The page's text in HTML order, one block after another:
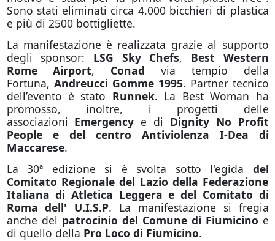
Sono stati eliminati circa 4.000 bicchieri di plastica
e più di 2500 bottigliette.
La manifestazione è realizzata grazie al supporto
degli sponsor: LSG Sky Chefs, Best Western
Rome Airport, Conad via tempio della
Fortuna, Andreucci Gomme 1995. Partner tecnico
dell’evento è stato Runnek. La Best Woman ha
promosso, inoltre, i progetti delle
associazioni Emergency e di Dignity No Profit
People e del centro Antiviolenza I-Dea di
Maccarese.
La 30ª edizione si è svolta sotto l'egida del
Comitato Regionale del Lazio della Federazione
Italiana di Atletica Leggera e del Comitato di
Roma dell' U.I.S.P. La manifestazione si fregia
anche del patrocinio del Comune di Fiumicino e
di quello della Pro Loco di Fiumicino.